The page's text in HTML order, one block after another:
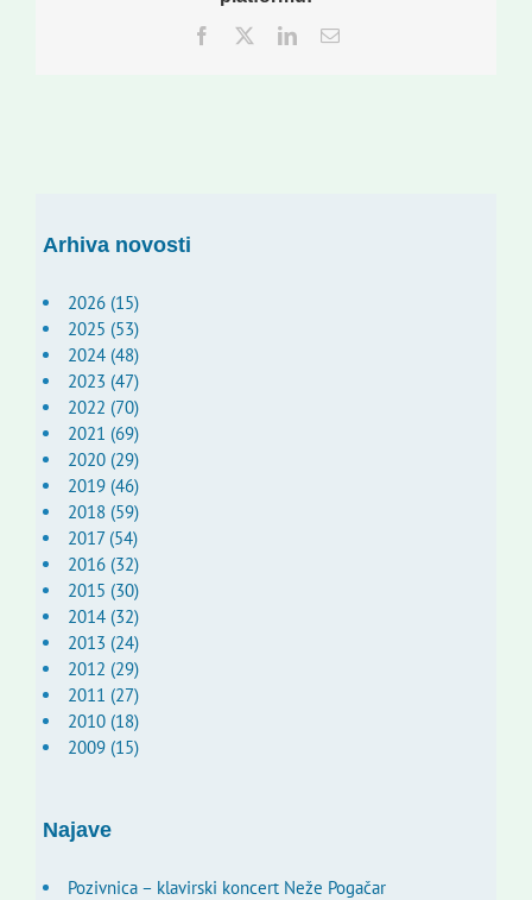
Facebook
TwitterLinkedInEmail:
Arhiva novosti
2026 (15)
2025 (53)
2024 (48)
2023 (47)
2022 (70)
2021 (69)
2020 (29)
2019 (46)
2018 (59)
2017 (54)
2016 (32)
2015 (30)
2014 (32)
2013 (24)
2012 (29)
2011 (27)
2010 (18)
2009 (15)
Najave
Pozivnica – klavirski koncert Neže Pogačar